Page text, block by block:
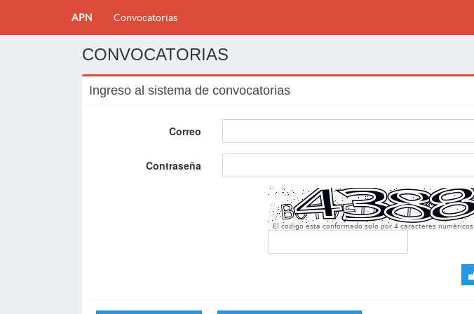
APN Convocatorias
CONVOCATORIAS
Ingreso al sistema de convocatorias
Correo
Contraseña
El codigo esta conformado solo por 4 caracteres numèricos